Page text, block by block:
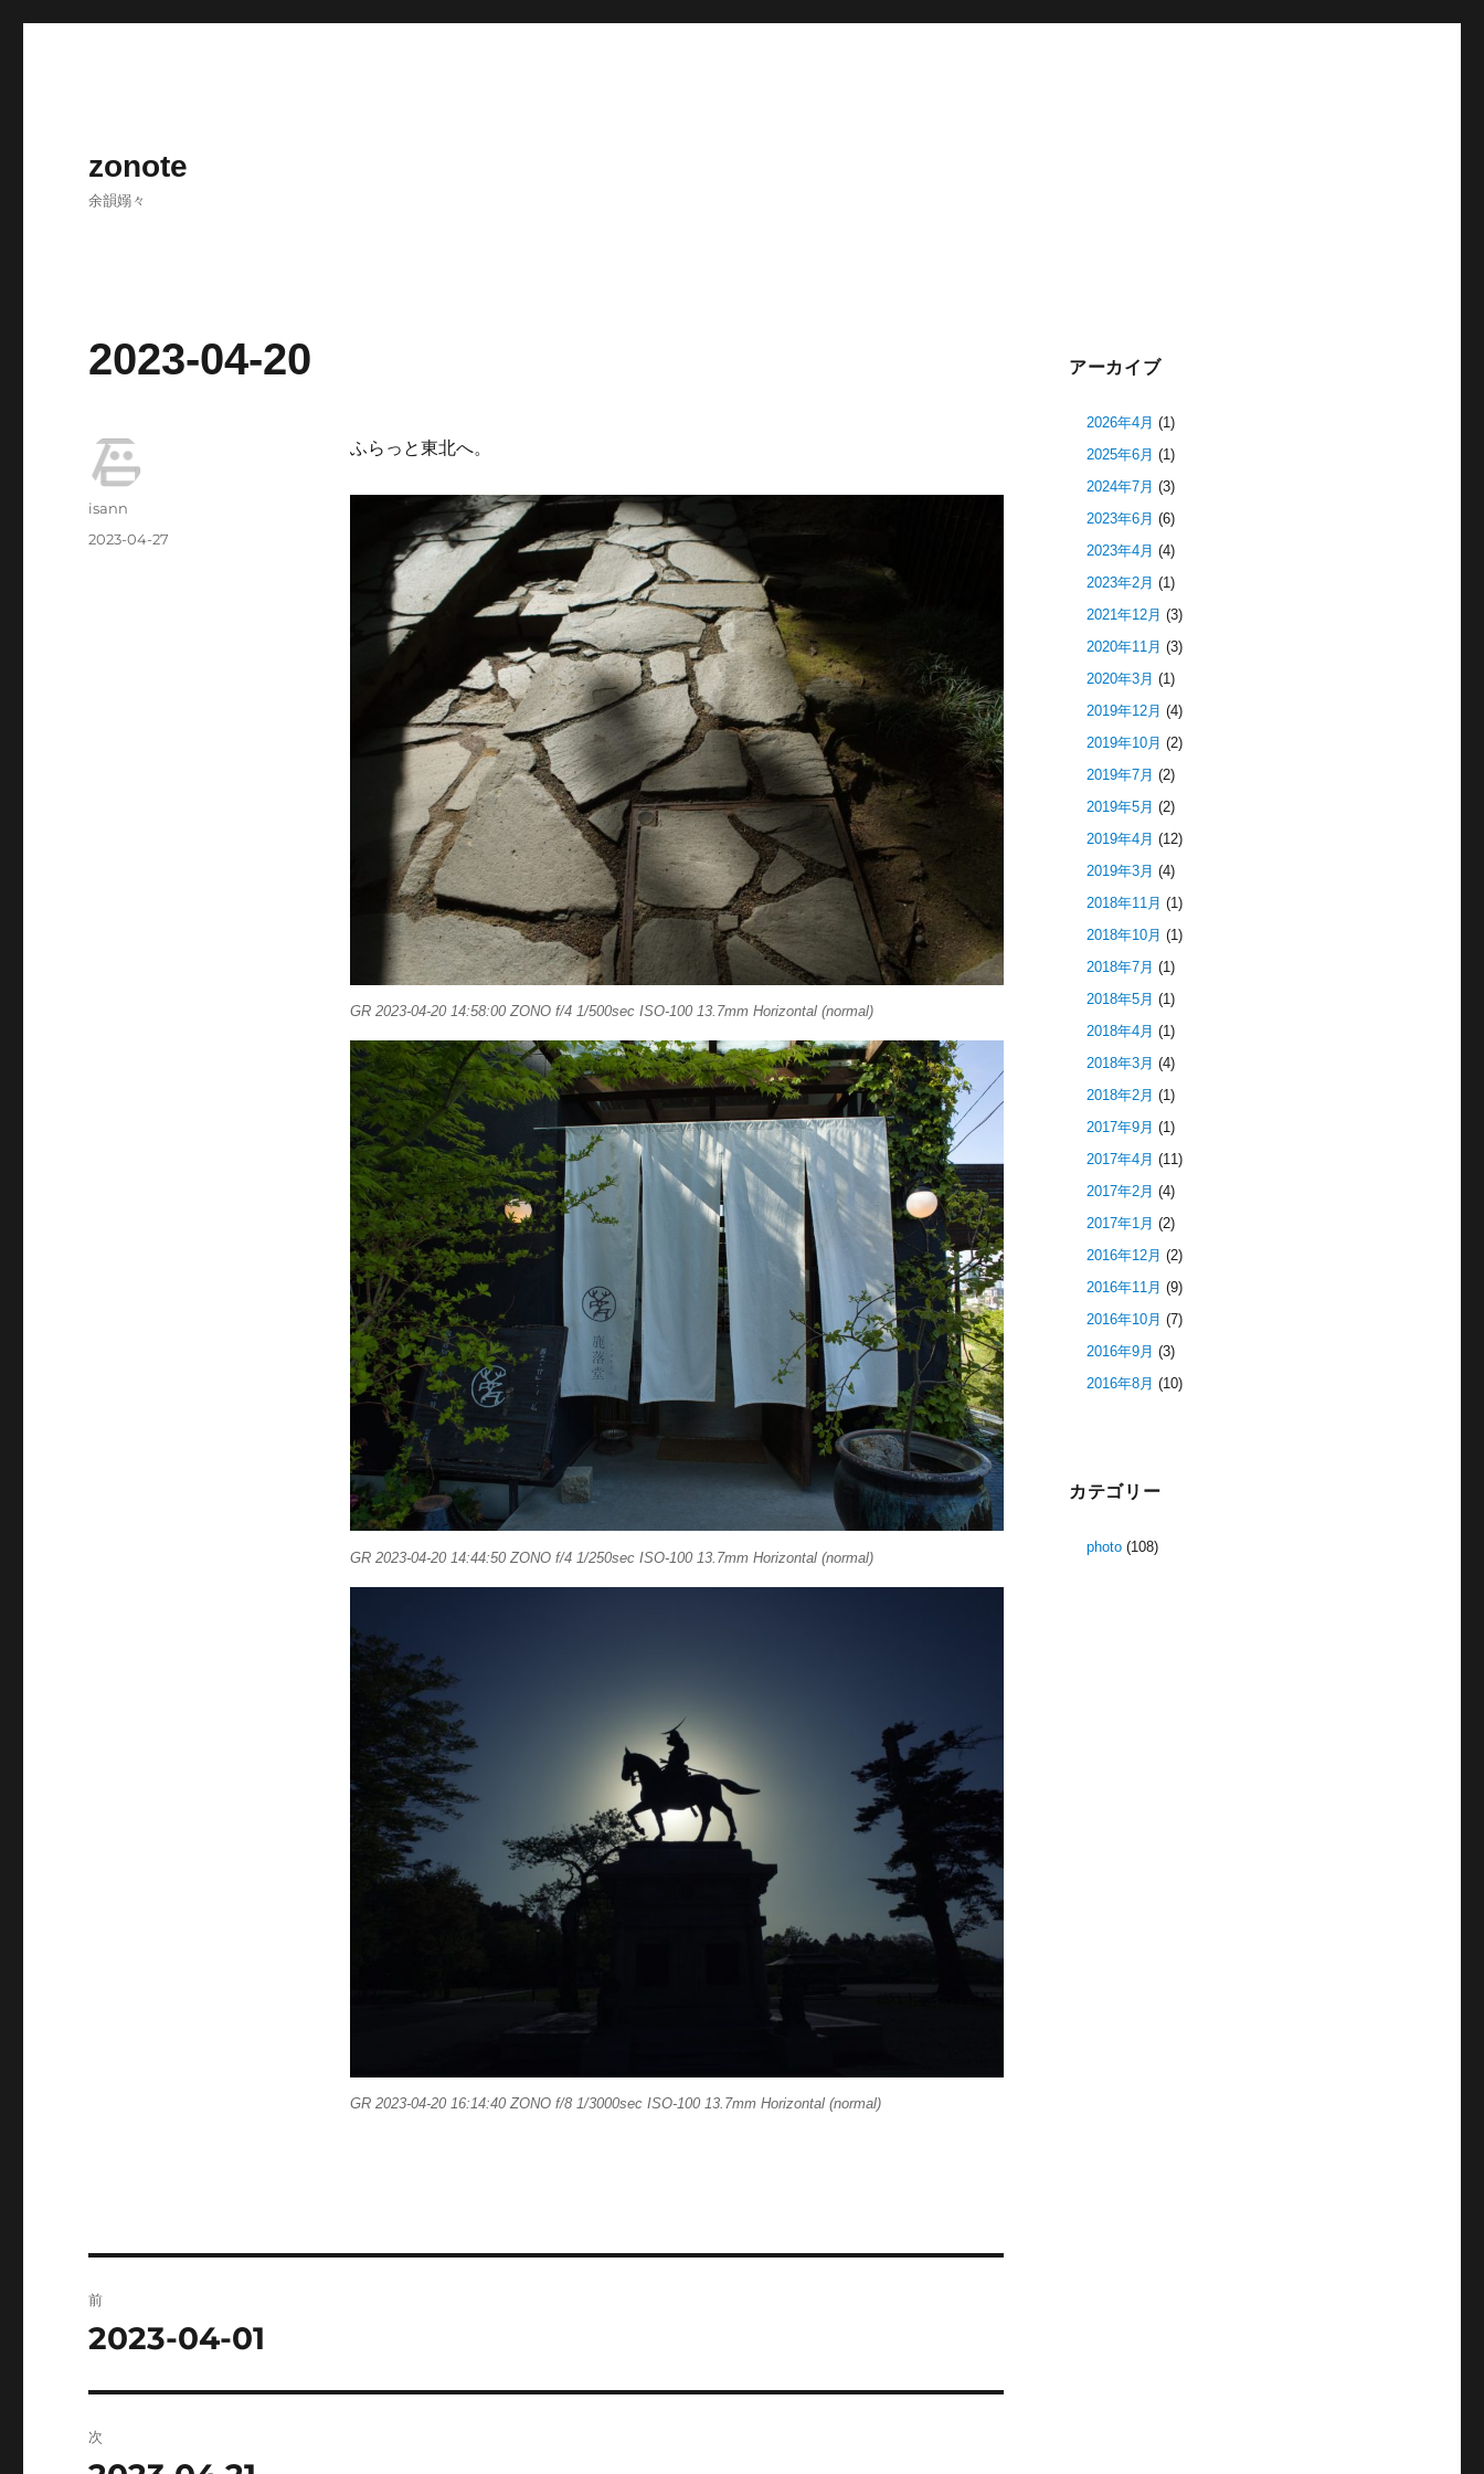
zonote
余韻嫋々
2023-04-20
ふらっと東北へ。
GR 2023-04-20 14:58:00 ZONO f/4 1/500sec ISO-100 13.7mm Horizontal (normal)
GR 2023-04-20 14:44:50 ZONO f/4 1/250sec ISO-100 13.7mm Horizontal (normal)
GR 2023-04-20 16:14:40 ZONO f/8 1/3000sec ISO-100 13.7mm Horizontal (normal)
投
isann
投
2023-04-27
稿
ゲ
前
前
投
稿:
2023-04-01
次
アーカイブ
2026年4月 (1)
2025年6月 (1)
2024年7月 (3)
2023年6月 (6)
2023年4月 (4)
2023年2月 (1)
2021年12月 (3)
2020年11月 (3)
2020年3月 (1)
2019年12月 (4)
2019年10月 (2)
2019年7月 (2)
2019年5月 (2)
2019年4月 (12)
2019年3月 (4)
2018年11月 (1)
2018年10月 (1)
2018年7月 (1)
2018年5月 (1)
2018年4月 (1)
2018年3月 (4)
2018年2月 (1)
2017年9月 (1)
2017年4月 (11)
2017年2月 (4)
2017年1月 (2)
2016年12月 (2)
2016年11月 (9)
2016年10月 (7)
2016年9月 (3)
2016年8月 (10)
カテゴリー
photo (108)